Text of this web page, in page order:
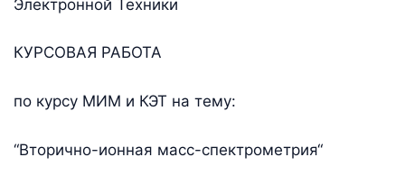
Электронной Техники
КУРСОВАЯ РАБОТА
по курсу МИМ и КЭТ на тему:
“Вторично-ионная масс-спектрометрия“